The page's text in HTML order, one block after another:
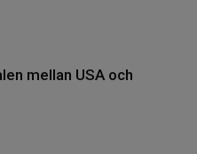
mellan USA och